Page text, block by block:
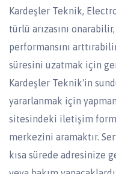
Kardeşler Teknik,
türlü arızasını
performansını
süresini uzatmak için
Kardeşler Teknik'in
yararlanmak için
sitesindeki iletişim
merkezini aramaktır.
kısa sürede adresinize